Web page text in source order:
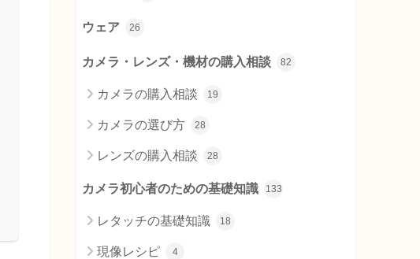
ウェア 26
カメラ・レンズ・機材の購入相談 82
カメラの購入相談 19
カメラの選び方 28
レンズの購入相談 28
カメラ初心者のための基礎知識 133
レタッチの基礎知識 18
現像レシピ 4